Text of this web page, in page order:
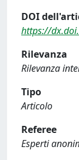
DOI
https://
Rilevanza
Rilevanza
Tipo
Articolo
Referee
Esperti